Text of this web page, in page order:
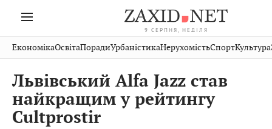
9 СЕРПНЯ, НЕДІЛЯ
Івано-
Франківськ
Тернопіль
Волинь
Закарпаття
Рівне
Шептицький
Стрий
Хмельницький
Вінниця
ПублікаціїАвто
Кіно
Дім
Фото
ЕкономікаОсвітаПорадиУрбаністикаНерухомістьСпортКультура
Львівський Alfa Jazz став
найкращим у рейтингу
Cultprostir